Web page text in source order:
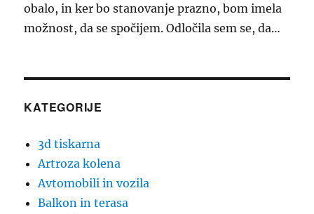
obalo, in ker bo stanovanje prazno, bom imela
možnost, da se spočijem. Odločila sem se, da…
KATEGORIJE
3d tiskarna
Artroza kolena
Avtomobili in vozila
Balkon in terasa